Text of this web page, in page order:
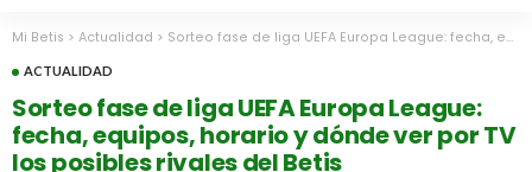
Mi Betis > Actualidad > Sorteo fase de liga UEFA Europa League: fecha, equipos, horario y dónde ver por TV los posibles rivales del Betis
ACTUALIDAD
Sorteo fase de liga UEFA Europa League:
fecha, equipos, horario y dónde ver por TV
los posibles rivales del Betis